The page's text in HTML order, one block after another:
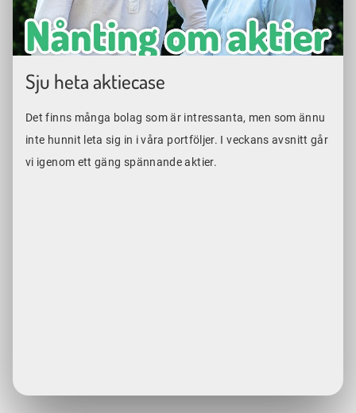
Sju heta aktiecase
Det finns många bolag som är intressanta, men som ännu
inte hunnit leta sig in i våra portföljer. I veckans avsnitt går
vi igenom ett gäng spännande aktier.